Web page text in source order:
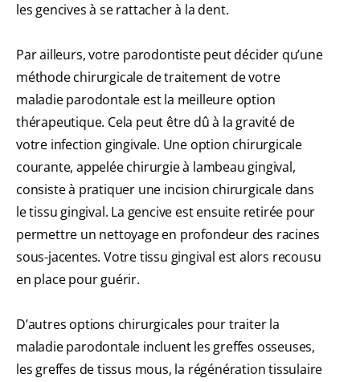
les gencives à se rattacher à la dent.
Par ailleurs, votre parodontiste peut décider qu’une
méthode chirurgicale de traitement de votre
maladie parodontale est la meilleure option
thérapeutique. Cela peut être dû à la gravité de
votre infection gingivale. Une option chirurgicale
courante, appelée chirurgie à lambeau gingival,
consiste à pratiquer une incision chirurgicale dans
le tissu gingival. La gencive est ensuite retirée pour
permettre un nettoyage en profondeur des racines
sous-jacentes. Votre tissu gingival est alors recousu
en place pour guérir.
D’autres options chirurgicales pour traiter la
maladie parodontale incluent les greffes osseuses,
les greffes de tissus mous, la régénération tissulaire